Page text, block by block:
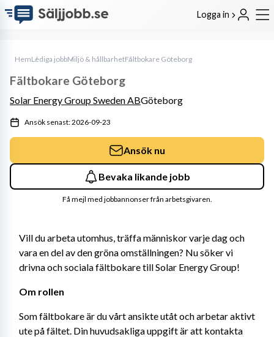
Logga in
HemLediga jobbMiljö & hållbarhetFältbokare Göteborg
Vill du arbeta utomhus, träffa människor varje dag och
vara en del av den gröna omställningen? Nu söker vi
drivna och sociala fältbokare till Solar Energy Group!
Om rollen
Som fältbokare är du vårt ansikte utåt och arbetar aktivt
ute på fältet. Din huvudsakliga uppgift är att kontakta
Fältbokare Göteborg
Solar Energy Group Sweden ABGöteborg
Ansök senast: 2026-09-23
Ansök nu
Bevaka likande jobb
Få mejl med jobbannonser från arbetsgivaren.